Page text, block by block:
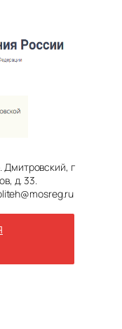
Дмитровский, г
д. 33.